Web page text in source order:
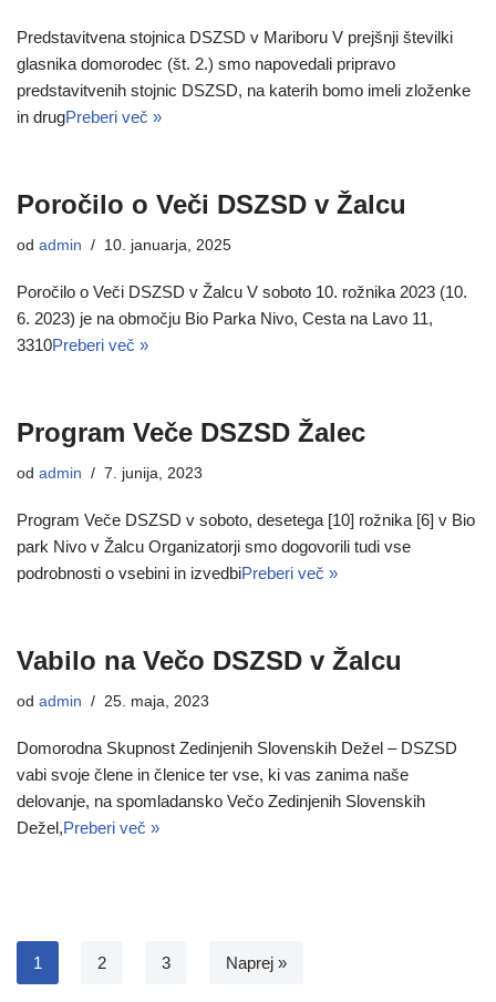
Predstavitvena stojnica DSZSD v Mariboru V prejšnji številki
glasnika domorodec (št. 2.) smo napovedali pripravo
predstavitvenih stojnic DSZSD, na katerih bomo imeli zloženke
in drugPreberi več »
Poročilo o Veči DSZSD v Žalcu
od admin 10. januarja, 2025
Poročilo o Veči DSZSD v Žalcu V soboto 10. rožnika 2023 (10.
6. 2023) je na območju Bio Parka Nivo, Cesta na Lavo 11,
3310Preberi več »
Program Veče DSZSD Žalec
od admin 7. junija, 2023
Program Veče DSZSD v soboto, desetega [10] rožnika [6] v Bio
park Nivo v Žalcu Organizatorji smo dogovorili tudi vse
podrobnosti o vsebini in izvedbiPreberi več »
Vabilo na Večo DSZSD v Žalcu
od admin 25. maja, 2023
Domorodna Skupnost Zedinjenih Slovenskih Dežel – DSZSD
vabi svoje člene in členice ter vse, ki vas zanima naše
delovanje, na spomladansko Večo Zedinjenih Slovenskih
Dežel,Preberi več »
1 2 3 Naprej »